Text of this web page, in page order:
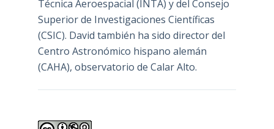
Técnica Aeroespacial (INTA) y del Consejo
Superior de Investigaciones Científicas
(CSIC). David también ha sido director del
Centro Astronómico hispano alemán
(CAHA), observatorio de Calar Alto.